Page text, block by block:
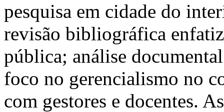
pesquisa em cidade do
revisão bibliográfica
pública; análise
foco no gerencialismo no
com gestores e docentes.